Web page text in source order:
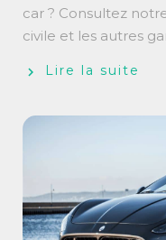
car ? Consultez
civile et les autres
Lire la suite